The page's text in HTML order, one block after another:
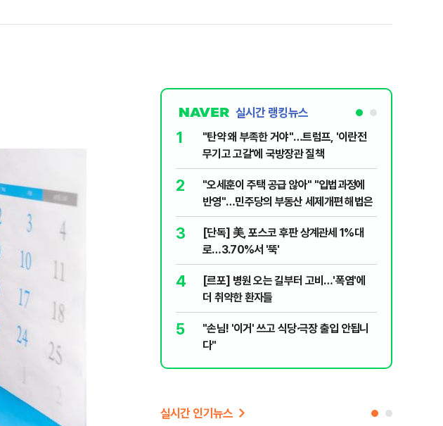
실시간 랭킹뉴스
1
"탄약 왜 부족한 거야"…트럼프, '이란전
무기고 고갈'에 국방장관 질책
2
"오세훈이 주택 공급 않아" "입법과정에
반영"…민주당의 부동산 세제개편 해법은
3
[단독] 美, 포스코 후판 상계관세 1%대
로…3.70%서 '뚝'
4
[르포] 병원 오는 길부터 고비…'폭염'에
더 취약한 환자들
5
"손님! '이거' 쓰고 식당·극장 출입 안됩니
다"
실시간 인기뉴스